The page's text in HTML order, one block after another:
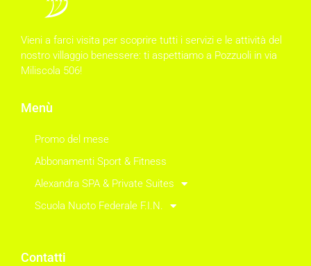
Vieni a farci visita per scoprire tutti i servizi e le attività del
nostro villaggio benessere: ti aspettiamo a Pozzuoli in via
Miliscola 506!
Menù
Promo del mese
Abbonamenti Sport & Fitness
Alexandra SPA & Private Suites
Scuola Nuoto Federale F.I.N.
Contatti